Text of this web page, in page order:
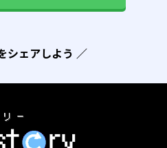
シェアしよう ／